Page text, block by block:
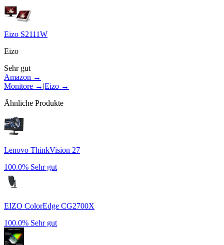
Eizo S2111W
Eizo
Sehr gut
Amazon →
Monitore → |Eizo →
Ähnliche Produkte
Lenovo ThinkVision 27
100.0% Sehr gut
EIZO ColorEdge CG2700X
100.0% Sehr gut